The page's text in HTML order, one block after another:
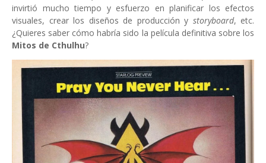
invirtió mucho tiempo y esfuerzo en planificar los efectos
visuales, crear los diseños de producción y storyboard, etc.
¿Quieres saber cómo habría sido la película definitiva sobre los
Mitos de Cthulhu?